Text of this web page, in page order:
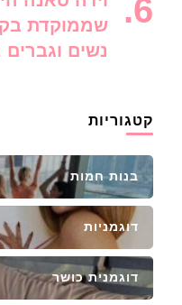
שממוקדת
נשים וגברים
קטגוריות
בנות חמות
דוגמניות
דוגמנית כושר